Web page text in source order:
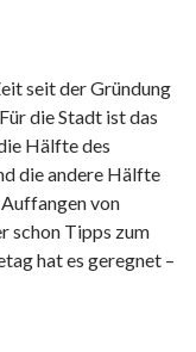
seit der Gründung
die Stadt ist das
Hälfte des
die andere Hälfte
von
schon Tipps zum
hat es geregnet –